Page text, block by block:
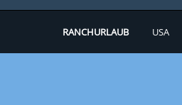
RANCHURLAUB USA